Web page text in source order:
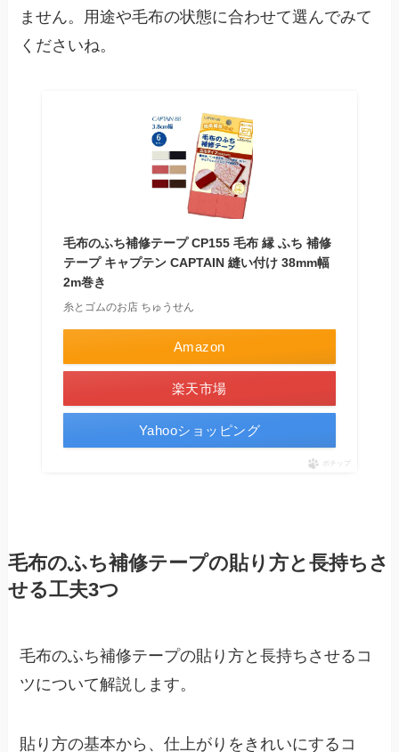
ません。用途や毛布の状態に合わせて選んでみて
くださいね。
毛布のふち補修テープ CP155 毛布 縁 ふち 補修
テープ キャプテン CAPTAIN 縫い付け 38mm幅
2m巻き
糸とゴムのお店 ちゅうせん
Amazon
楽天市場
Yahooショッピング
ポチップ
毛布のふち補修テープの貼り方と長持ちさ
せる工夫3つ
毛布のふち補修テープの貼り方と長持ちさせるコ
ツについて解説します。
貼り方の基本から、仕上がりをきれいにするコ